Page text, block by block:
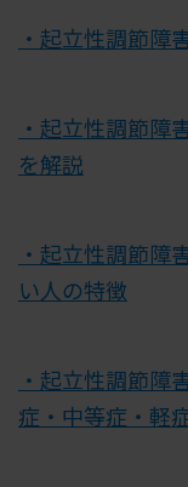
・起立性調節障
・起立性調節障
を解説
・起立性調節障
い人の特徴
・起立性調節障
症・中等症・軽